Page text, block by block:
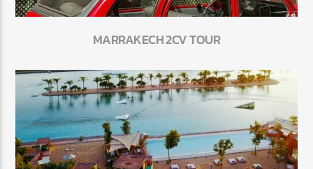
MARRAKECH 2CV TOUR